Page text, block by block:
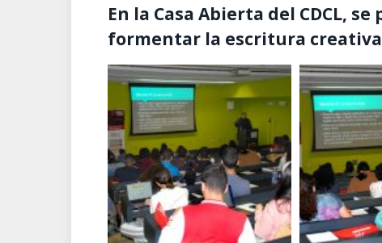
En la Casa Abierta del CDCL,
formentar la escritura